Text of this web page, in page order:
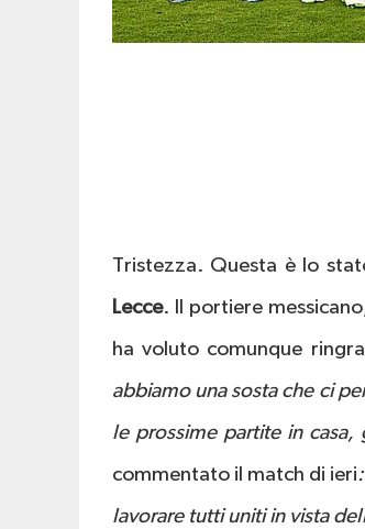
Tristezza. Questa è lo
Lecce. Il portiere
ha voluto comunque
abbiamo una sosta che ci
le prossime partite in casa,
commentato il match di ieri
lavorare tutti uniti in vista